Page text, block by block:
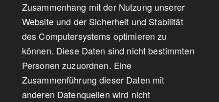
Zusammenhang mit der Nutzung unserer
Website und der Sicherheit und Stabilität
des Computersystems optimieren zu
können. Diese Daten sind nicht bestimmten
Personen zuzuordnen. Eine
Zusammenführung dieser Daten mit
anderen Datenquellen wird nicht